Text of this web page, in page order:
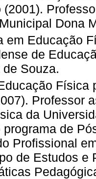
(2001).
Dona
em Educação
de
Souza.
Física
Professor
da
programa de
Profissional
de Estudos